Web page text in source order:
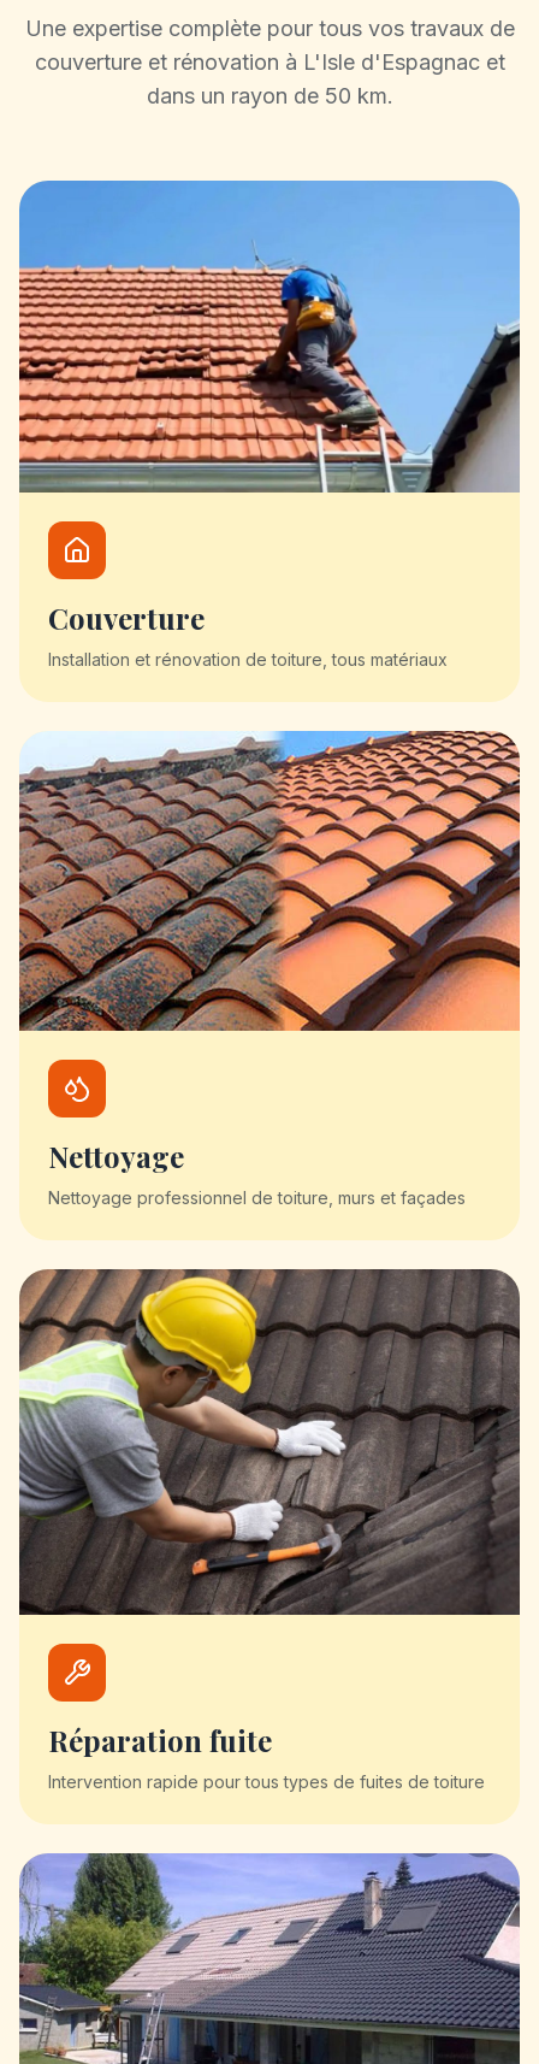
Une expertise complète pour tous vos travaux de
couverture et rénovation à L'Isle d'Espagnac et
dans un rayon de 50 km.
Couverture
Installation et rénovation de toiture, tous matériaux
Nettoyage
Nettoyage professionnel de toiture, murs et façades
Réparation fuite
Intervention rapide pour tous types de fuites de toiture